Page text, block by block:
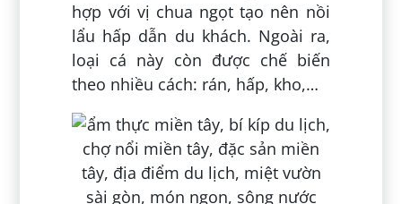
hợp với vị chua ngọt tạo nên nồi
lẩu hấp dẫn du khách. Ngoài ra,
loại cá này còn được chế biến
theo nhiều cách: rán, hấp, kho,…